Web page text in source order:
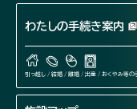
わたしの手続き案内
引っ越し / 結婚 / 離婚 / 出産 / おくやみ等の手